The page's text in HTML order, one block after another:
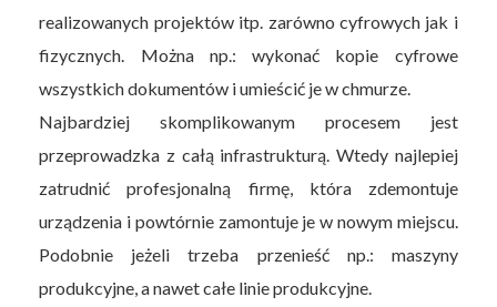
realizowanych projektów itp. zarówno cyfrowych jak i
fizycznych. Można np.: wykonać kopie cyfrowe
wszystkich dokumentów i umieścić je w chmurze.
Najbardziej skomplikowanym procesem jest
przeprowadzka z całą infrastrukturą. Wtedy najlepiej
zatrudnić profesjonalną firmę, która zdemontuje
urządzenia i powtórnie zamontuje je w nowym miejscu.
Podobnie jeżeli trzeba przenieść np.: maszyny
produkcyjne, a nawet całe linie produkcyjne.